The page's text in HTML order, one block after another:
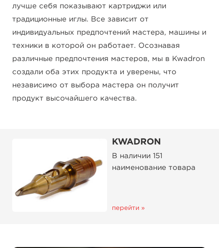
лучше себя показывают картриджи или
традиционные иглы. Все зависит от
индивидуальных предпочтений мастера, машины и
техники в которой он работает. Осознавая
различные предпочтения мастеров, мы в Kwadron
создали оба этих продукта и уверены, что
независимо от выбора мастера он получит
продукт высочайшего качества.
KWADRON
В наличии 151
наименование товара
перейти »